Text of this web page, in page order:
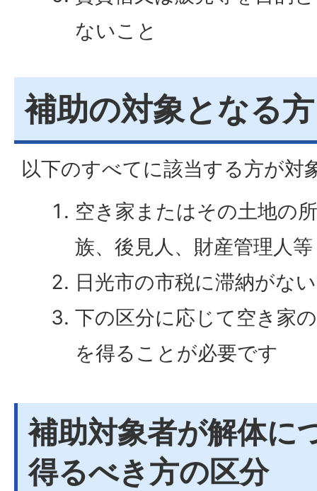
ないこと
補助の対象となる方
以下のすべてに該当する方が対
空き家またはその土地の
族、後見人、財産管理人等
日光市の市税に滞納がな
下の区分に応じて空き家
を得ることが必要です
補助対象者が解体に
得るべき方の区分